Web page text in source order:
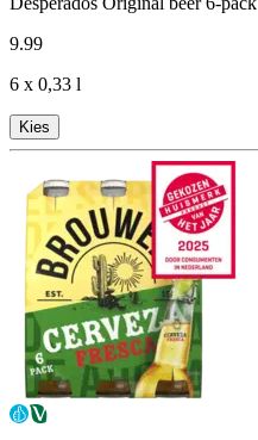
9.99
6 x 0,33 l
Kies